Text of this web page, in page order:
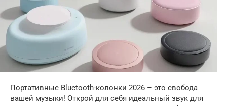
Портативные Bluetooth-колонки 2026 – это свобода
вашей музыки! Открой для себя идеальный звук для